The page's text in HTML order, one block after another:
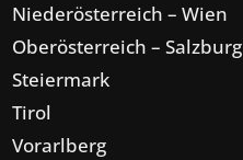
Niederösterreich – Wien
Oberösterreich – Salzburg
Steiermark
Tirol
Vorarlberg